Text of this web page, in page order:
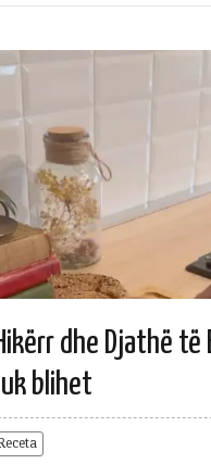
dhe Djathë të
blihet